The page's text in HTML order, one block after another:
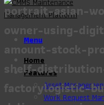
Menu
Home
Features
Asset
Work Request
portrait-asian-
owner-using-
amount-stock-
shelf-
factorylogistic-